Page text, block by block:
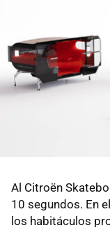
Al Citroën
10 segundos. En
los habitáculos